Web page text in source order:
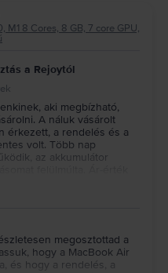
8 Cores, 8 GB, 7 core GPU,
a Rejoytól
aki megbízható,
A náluk vásárolt
érkezett, a rendelés és a
volt. Több nap
az akkumulátor
megosztottad a
hogy a MacBook Air
és hogy a rendelés, a